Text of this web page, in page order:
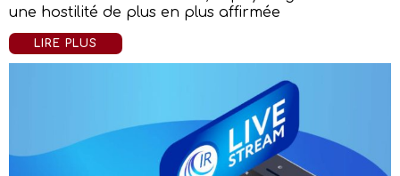
une hostilité de plus en plus affirmée
LIRE PLUS